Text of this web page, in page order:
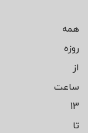
همه
روزه
از
ساعت
13
تا